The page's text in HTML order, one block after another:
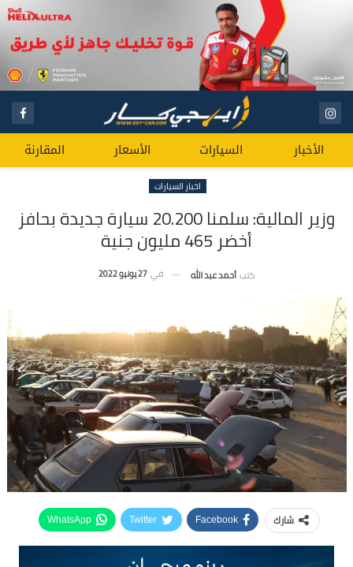
الأخبار السيارات الأسعار المقارنة
اخبار السيارات
وزير المالية: سلمنا 20.200 سيارة جديدة بحافز
أخضر 465 مليون جنية
كتب أحمد عبد الله في 27 يونيو 2022
شارك Facebook
Twitter
WhatsApp